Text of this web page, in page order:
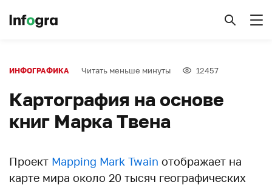
ИНФОГРАФИКА Читать меньше минуты 12457
Картография на основе
книг Марка Твена
Проект Mapping Mark Twain отображает на
карте мира около 20 тысяч географических